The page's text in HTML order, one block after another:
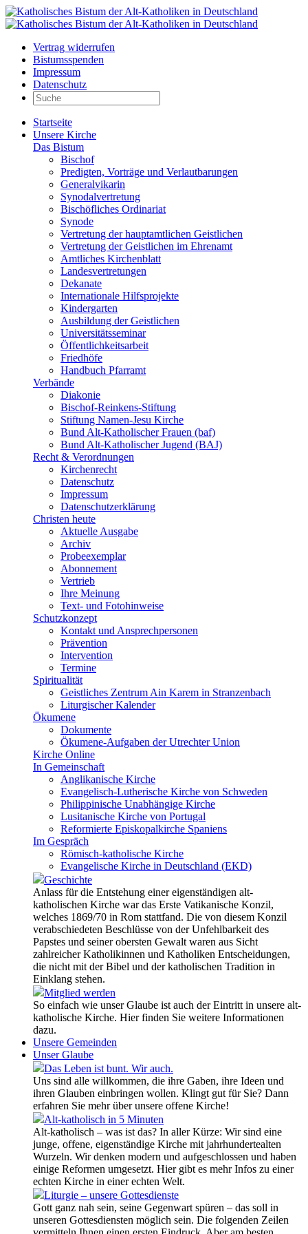
Vertrag widerrufen
Bistumsspenden
Impressum
Datenschutz
Startseite
Unsere Kirche
Das Bistum
Bischof
Predigten, Vorträge und Verlautbarungen
Generalvikarin
Synodalvertretung
Bischöfliches Ordinariat
Synode
Vertretung der hauptamtlichen Geistlichen
Vertretung der Geistlichen im Ehrenamt
Amtliches Kirchenblatt
Landesvertretungen
Dekanate
Internationale Hilfsprojekte
Kindergarten
Ausbildung der Geistlichen
Universitätsseminar
Öffentlichkeitsarbeit
Friedhöfe
Handbuch Pfarramt
Verbände
Diakonie
Bischof-Reinkens-Stiftung
Stiftung Namen-Jesu Kirche
Bund Alt-Katholischer Frauen (baf)
Bund Alt-Katholischer Jugend (BAJ)
Recht & Verordnungen
Kirchenrecht
Datenschutz
Impressum
Datenschutzerklärung
Christen heute
Aktuelle Ausgabe
Archiv
Probeexemplar
Abonnement
Vertrieb
Ihre Meinung
Text- und Fotohinweise
Schutzkonzept
Kontakt und Ansprechpersonen
Prävention
Intervention
Termine
Spiritualität
Geistliches Zentrum Ain Karem in Stranzenbach
Liturgischer Kalender
Ökumene
Dokumente
Ökumene-Aufgaben der Utrechter Union
Kirche Online
In Gemeinschaft
Anglikanische Kirche
Evangelisch-Lutherische Kirche von Schweden
Philippinische Unabhängige Kirche
Lusitanische Kirche von Portugal
Reformierte Episkopalkirche Spaniens
Im Gespräch
Römisch-katholische Kirche
Evangelische Kirche in Deutschland (EKD)
Geschichte
Anlass für die Entstehung einer eigenständigen alt-
katholischen Kirche war das Erste Vatikanische Konzil,
welches 1869/70 in Rom stattfand. Die von diesem Konzil
verabschiedeten Beschlüsse von der Unfehlbarkeit des
Papstes und seiner obersten Gewalt waren aus Sicht
zahlreicher Katholikinnen und Katholiken Entscheidungen,
die nicht mit der Bibel und der katholischen Tradition in
Einklang stehen.
Mitglied werden
So einfach wie unser Glaube ist auch der Eintritt in unsere alt-
katholische Kirche. Hier finden Sie weitere Informationen
dazu.
Unsere Gemeinden
Unser Glaube
Das Leben ist bunt. Wir auch.
Uns sind alle willkommen, die ihre Gaben, ihre Ideen und
ihren Glauben einbringen wollen. Klingt gut für Sie? Dann
erfahren Sie mehr über unsere offene Kirche!
Alt-katholisch in 5 Minuten
Alt-katholisch – was ist das? In aller Kürze: Wir sind eine
junge, offene, eigenständige Kirche mit jahrhundertealten
Wurzeln. Wir denken modern und aufgeschlossen und haben
einige Reformen umgesetzt. Hier gibt es mehr Infos zu einer
echten Kirche in einer echten Welt.
Liturgie – unsere Gottesdienste
Gott ganz nah sein, seine Gegenwart spüren – das soll in
unseren Gottesdiensten möglich sein. Die folgenden Zeilen